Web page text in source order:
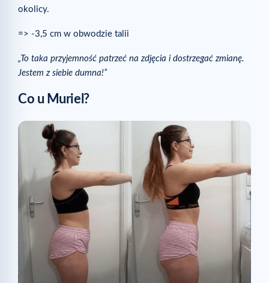
okolicy.
=> -3,5 cm w obwodzie talii
„To taka przyjemność patrzeć na zdjęcia i dostrzegać zmianę.
Jestem z siebie dumna!”
Co u Muriel?